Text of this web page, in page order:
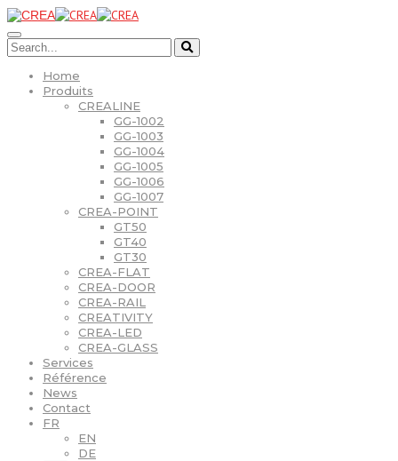
Home
Produits
CREALINE
GG-1002
GG-1003
GG-1004
GG-1005
GG-1006
GG-1007
CREA-POINT
GT50
GT40
GT30
CREA-FLAT
CREA-DOOR
CREA-RAIL
CREATIVITY
CREA-LED
CREA-GLASS
Services
Référence
News
Contact
FR
EN
DE